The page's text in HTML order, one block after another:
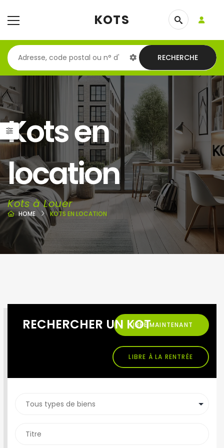
KOTS
RECHERCHE
Kots en
location
Kots à Louer
HOME KOTS EN LOCATION
RECHERCHER UN KOTLIBRE MAINTENANT
LIBRE À LA RENTRÉE